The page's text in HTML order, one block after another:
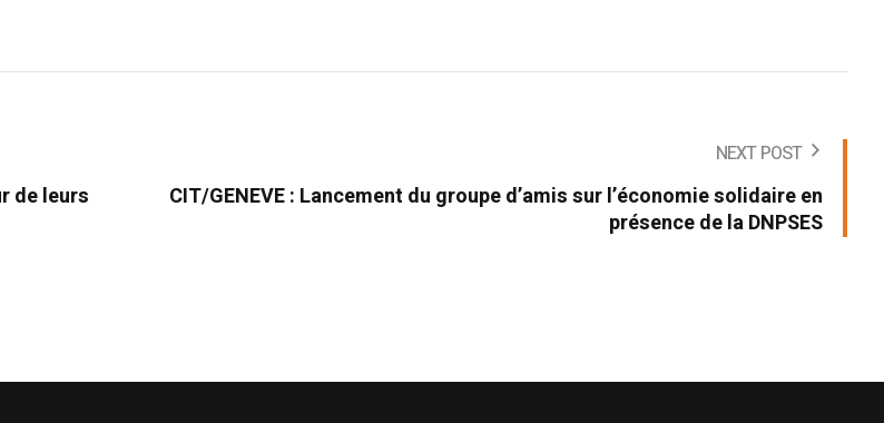
de leurs
NEXT POST
CIT/GENEVE : Lancement du groupe d’amis sur l’économie solidaire en
présence de la DNPSES